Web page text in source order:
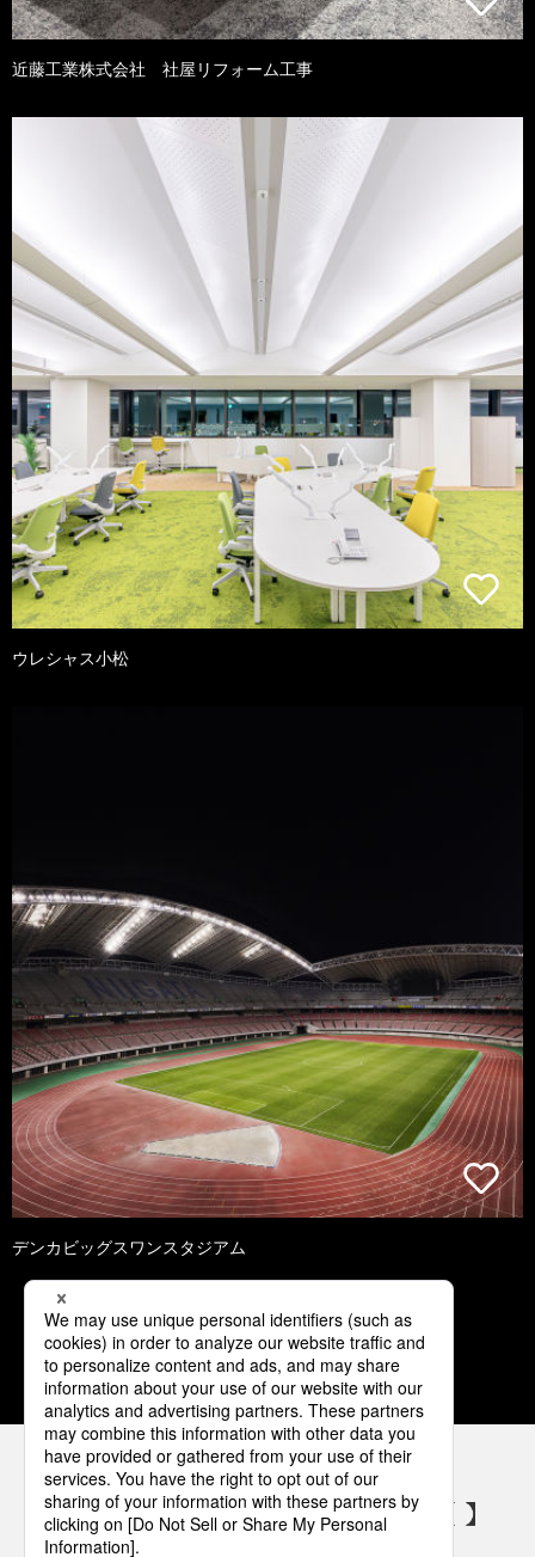
近藤工業株式会社 社屋リフォーム工事
ウレシャス小松
デンカビッグスワンスタジアム
1 2 3 4 5
パナソニックの電気設備 SNSアカウント